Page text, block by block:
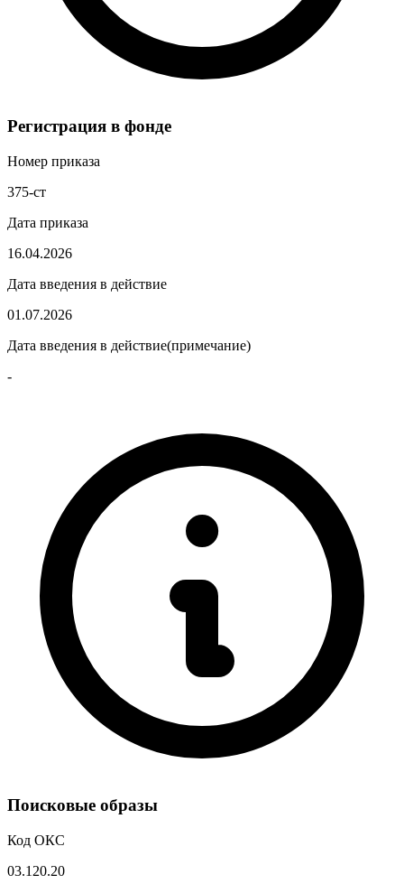
Регистрация в фонде
Номер приказа
375-ст
Дата приказа
16.04.2026
Дата введения в действие
01.07.2026
Дата введения в действие(примечание)
-
Поисковые образы
Код ОКС
03.120.20